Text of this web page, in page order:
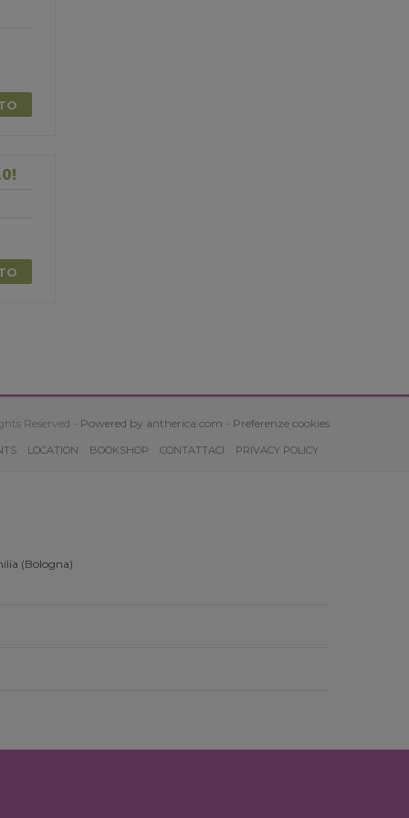
Reserved - Powered by antherica.com - Preferenze cookies
LOCATION BOOKSHOP CONTATTACI PRIVACY POLICY
(Bologna)